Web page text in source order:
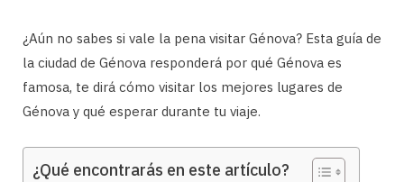
¿Aún no sabes si vale la pena visitar Génova? Esta guía de
la ciudad de Génova responderá por qué Génova es
famosa, te dirá cómo visitar los mejores lugares de
Génova y qué esperar durante tu viaje.
¿Qué encontrarás en este artículo?